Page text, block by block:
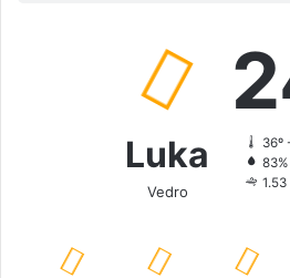
Luka
Vedro
36º
83%
1.53